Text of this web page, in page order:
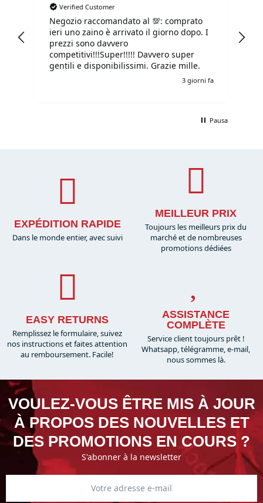
Verified Customer
Negozio raccomandato al 💯: comprato
ieri uno zaino è arrivato il giorno dopo. I
prezzi sono davvero
competitivi!!!Super!!!!! Davvero super
gentili e disponibilissimi. Grazie mille.
3 giorni fa
Pausa
EXPÉDITION RAPIDE
Dans le monde entier, avec suivi
MEILLEUR PRIX
Toujours les meilleurs prix du
marché et de nombreuses
promotions dédiées
EASY RETURNS
Remplissez le formulaire, suivez
nos instructions et faites attention
au remboursement. Facile!
ASSISTANCE
COMPLÈTE
Service client toujours prêt !
Whatsapp, télégramme, e-mail,
nous sommes là.​
VOULEZ-VOUS ÊTRE MIS À JOUR
À PROPOS DES NOUVELLES ET
DES PROMOTIONS EN COURS ?
S'abonner à la newsletter